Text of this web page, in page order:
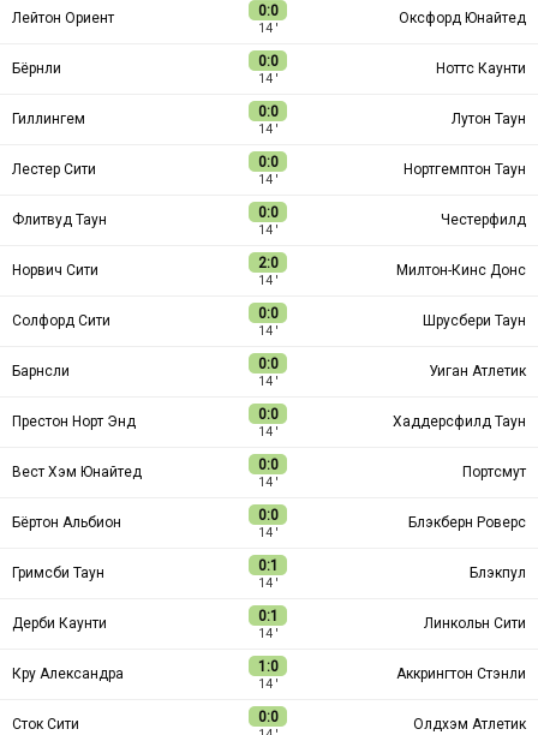
Лейтон Ориент 0:0
14 ′
Оксфорд Юнайтед
Бёрнли 0:0
14 ′
Ноттс Каунти
Гиллингем 0:0
14 ′
Лутон Таун
Лестер Сити 0:0
14 ′
Нортгемптон Таун
Флитвуд Таун 0:0
14 ′
Честерфилд
Норвич Сити 2:0
14 ′
Милтон-Кинс Донс
Солфорд Сити 0:0
14 ′
Шрусбери Таун
Барнсли 0:0
14 ′
Уиган Атлетик
Престон Норт Энд 0:0
14 ′
Хаддерсфилд Таун
Вест Хэм Юнайтед 0:0
14 ′
Портсмут
Бёртон Альбион 0:0
14 ′
Блэкберн Роверс
Гримсби Таун 0:1
14 ′
Блэкпул
Дерби Каунти 0:1
14 ′
Линкольн Сити
Кру Александра 1:0
14 ′
Аккрингтон Стэнли
Сток Сити 0:0 Олдхэм Атлетик